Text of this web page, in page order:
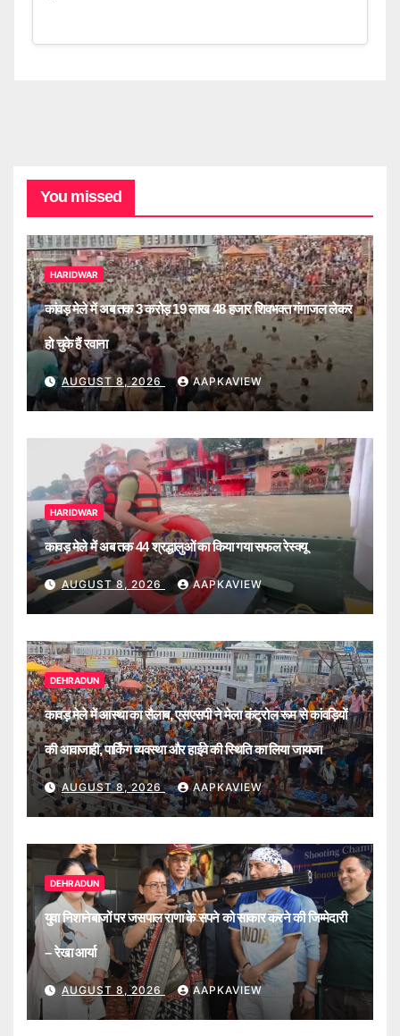
You missed
HARIDWAR
कांवड़ मेले में अब तक 3 करोड़ 19 लाख 48 हजार शिवभक्त गंगाजल लेकर
हो चुके हैं रवाना
AUGUST 8, 2026 AAPKAVIEW
HARIDWAR
कावड़ मेले में अब तक 44 श्रद्धालुओं का किया गया सफल रेस्क्यू
AUGUST 8, 2026 AAPKAVIEW
DEHRADUN
कावड़ मेले में आस्था का सैलाब, एसएसपी ने मेला कंट्रोल रूम से कांवड़ियों
की आवाजाही, पार्किंग व्यवस्था और हाईवे की स्थिति का लिया जायजा
AUGUST 8, 2026 AAPKAVIEW
DEHRADUN
युवा निशानेबाजों पर जसपाल राणा के सपने को साकार करने की जिम्मेदारी
– रेखा आर्या
AUGUST 8, 2026 AAPKAVIEW